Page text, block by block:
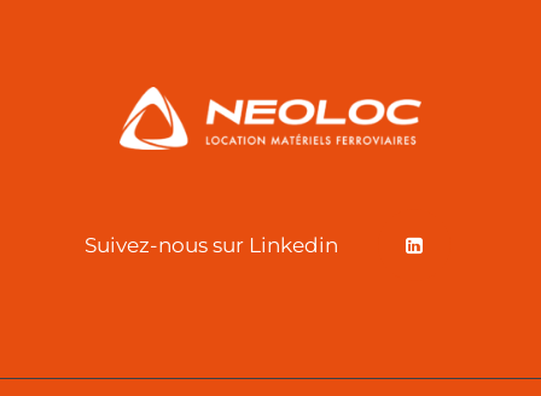
Suivez-nous sur Linkedin